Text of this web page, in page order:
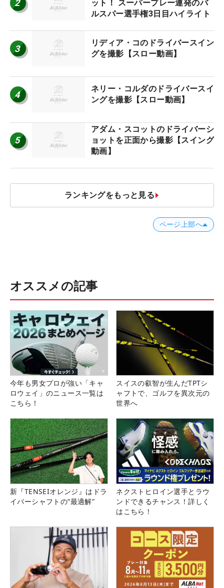
2
ット！ スーパープレー連発のバ
ルスパー選手権3日目ハイライト
3
リディア・コのドライバースイン
グを撮影【スロー動画】
4
ネリー・コルダのドライバースイ
ングを撮影【スロー動画】
5
アダム・スコットのドライバーシ
ョットを正面から撮影【スイング
動画】
ランキングをもっと見る
ページ上部へ
オススメの記事
今年も男女プロが強い「キャ
ロウェイ」のニュース一覧は
こちら！
スイスの叡智が生んだTPTシ
ャフトで、ゴルフを異次元の
世界へ
新『TENSEIオレンジ』はドラ
イバーシャフトの“最適解”
ネクストヒロイン選手とラウ
ンドできるチャンス！詳しく
はこちら！